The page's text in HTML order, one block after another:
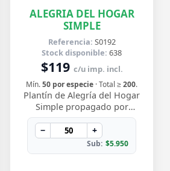
ALEGRIA DEL HOGAR
SIMPLE
Referencia: S0192
Stock disponible: 638
$119 c/u imp. incl.
Mín.50 por especie · Total ≥200.
Plantín de Alegría del Hogar
Simple propagado por
semilla, con flores delicadas
en tonos rosados y blancos
que florecen…
− +
Sub: $5.950